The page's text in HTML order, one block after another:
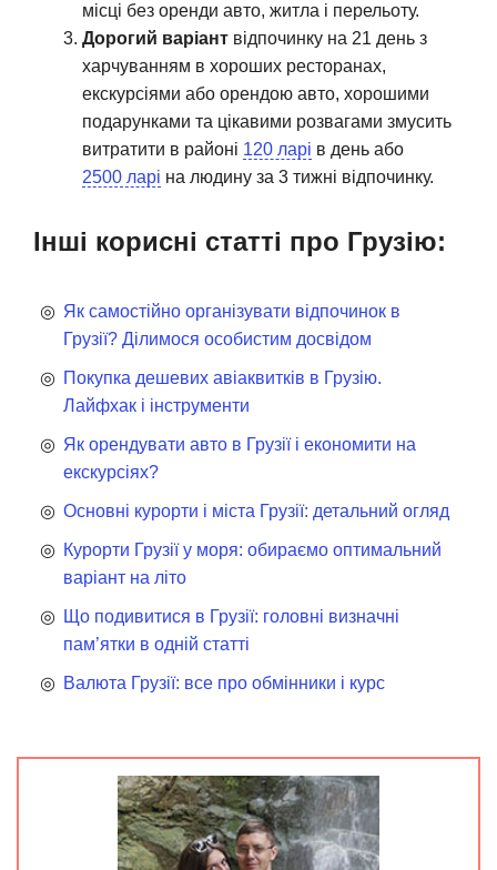
місці без оренди авто, житла і перельоту.
Дорогий варіант відпочинку на 21 день з
харчуванням в хороших ресторанах,
екскурсіями або орендою авто, хорошими
подарунками та цікавими розвагами змусить
витратити в районі 120 ларі в день або
2500 ларі на людину за 3 тижні відпочинку.
Інші корисні статті про Грузію:
Як самостійно організувати відпочинок в
Грузії? Ділимося особистим досвідом
Покупка дешевих авіаквитків в Грузію.
Лайфхак і інструменти
Як орендувати авто в Грузії і економити на
екскурсіях?
Основні курорти і міста Грузії: детальний огляд
Курорти Грузії у моря: обираємо оптимальний
варіант на літо
Що подивитися в Грузії: головні визначні
пам’ятки в одній статті
Валюта Грузії: все про обмінники і курс